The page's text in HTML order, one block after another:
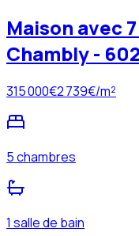
Maison avec
Chambly -
315 000€2 739€/m²
5 chambres
1 salle de bain